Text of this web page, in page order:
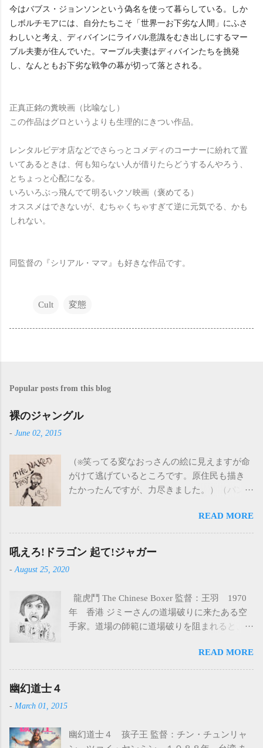
今はバブス・ジョンソンという偽名を使って暮らしている。しか
しボルチモアには、自分たちこそ「世界一お下劣な人間」にふさ
わしいと考え、ディバインにライバル意識をむき出しにするマー
ブル夫妻が住んでいた。マーブル夫妻はディバインたちを挑発
し、なんともお下劣な戦争の幕が切って落とされる。
正真正銘の糞映画（比喩なし）
この作品はグロというよりも生理的にきつい作品。
レンタルビデオ店などでさらっとコメディのコーナーに紛れて置
いてあるときは、何も知らない人が借りたらどうするんやろう、
とちょっと心配になる。
いろいろぶっ飛んでて明るいクソ映画（褒めてる）
オススメはできないが、むちゃくちゃすぎて逆に元気でる、かも
しれない。
同監督の『シリアル・ママ』も好きな作品です。
Cult 変態
Popular posts from this blog
裸のジャングル
- June 02, 2015
（※笑ってる変なおっさんの絵に見えますが命
がけて逃げているところです。原住民も描き
たかったんですが、力尽きました。）（パン
NAKED PREY） 監督：製作：主演：コーネ
ル・ワイルド 1966年 アメリカ 19世紀のア
フリカ。白人のハンターたちは自分たちの利
益のためだけにハンティングをしている。象
とを聞かない。原住民の怒りを買った白人ハ
ンターたちは原住民に襲われます。今度は自
分たちが狩られる番になってしまいました。
ことを許された白人ガイド（コーネル・ワイ
の大自然の中で繰り広げられる逃走バトル。
映像は美しく、灼熱の大地の中命がけの逃走
READ MORE
吼えろ!ドラゴン 起て!ジャガー
- August 25, 2020
龍虎鬥 The Chinese Boxer 監督：王羽 1970
年 香港 ジミーさんの道場破りに来たある空
手家。道場の師範に道場破りを阻まれると、
場はめちゃくちゃにされ、生き残ったジミー
さんは、みんなの仇を取るために鍛え、復讐
る ・田中(王鍾)もいいよ ・キョンシーみたい
READ MORE
幽幻道士４
- March 01, 2015
幽幻道士４ 孩子王 監督：チン・チュンリャ